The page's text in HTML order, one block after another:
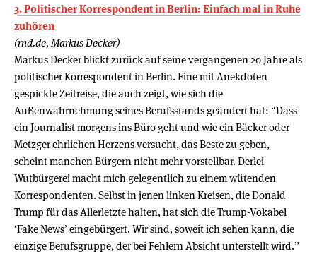
3. Politischer Korrespondent in Berlin: Einfach mal in Ruhe
zuhören
(rnd.de, Markus Decker)
Markus Decker blickt zurück auf seine vergangenen 20 Jahre als
politischer Korrespondent in Berlin. Eine mit Anekdoten
gespickte Zeitreise, die auch zeigt, wie sich die
Außenwahrnehmung seines Berufsstands geändert hat: “Dass
ein Journalist morgens ins Büro geht und wie ein Bäcker oder
Metzger ehrlichen Herzens versucht, das Beste zu geben,
scheint manchen Bürgern nicht mehr vorstellbar. Derlei
Wutbürgerei macht mich gelegentlich zu einem wütenden
Korrespondenten. Selbst in jenen linken Kreisen, die Donald
Trump für das Allerletzte halten, hat sich die Trump-Vokabel
‘Fake News’ eingebürgert. Wir sind, soweit ich sehen kann, die
einzige Berufsgruppe, der bei Fehlern Absicht unterstellt wird.”